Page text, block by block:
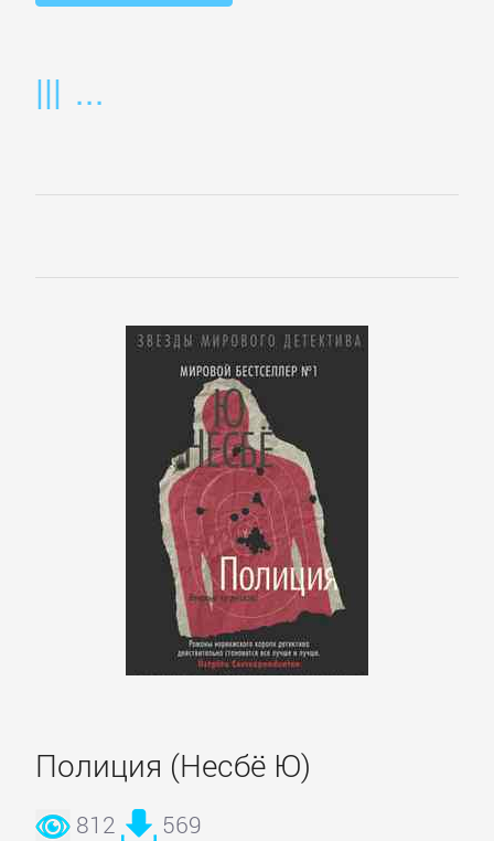
Полиция (Несбё Ю)
812 569
Делопроизводство
Зарубежная
Корпоративная
Недвижимость